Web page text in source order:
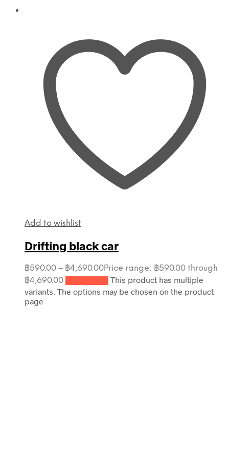
Add to wishlist
Drifting black car
฿590.00 – ฿4,690.00Price range: ฿590.00 through
฿4,690.00
This product has multiple
variants. The options may be chosen on the product
page